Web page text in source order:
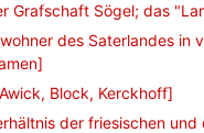
Grafschaft Sögel; das
des Saterlandes in
Block, Kerckhoff]
der friesischen und